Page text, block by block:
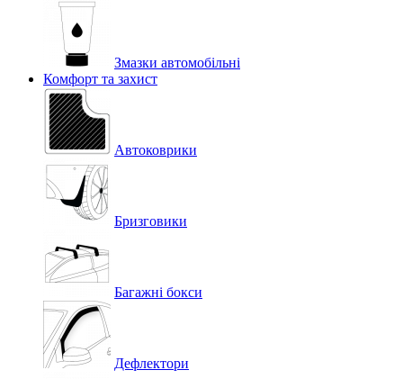
Змазки автомобільні
Комфорт та захист
Автоковрики
Бризговики
Багажні бокси
Дефлектори